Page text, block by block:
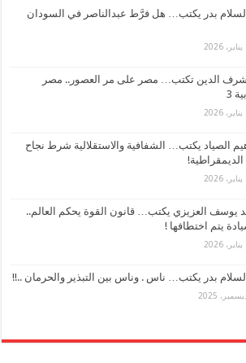
بدر يكتب… هل فرَّط عبدالناصر في السودان
شرف الدين تكتب… مصر على مر العصور.. مصر
3
الصياد يكتب… الشفافية والاستقلالية شرط نجاح
الديمقراطية!
يوسف العزيزي يكتب… قانون القوة يحكم العالم..
يتم اختطافها !
بدر يكتب… ناس . وناس بين التبذير والحرمان ..!!